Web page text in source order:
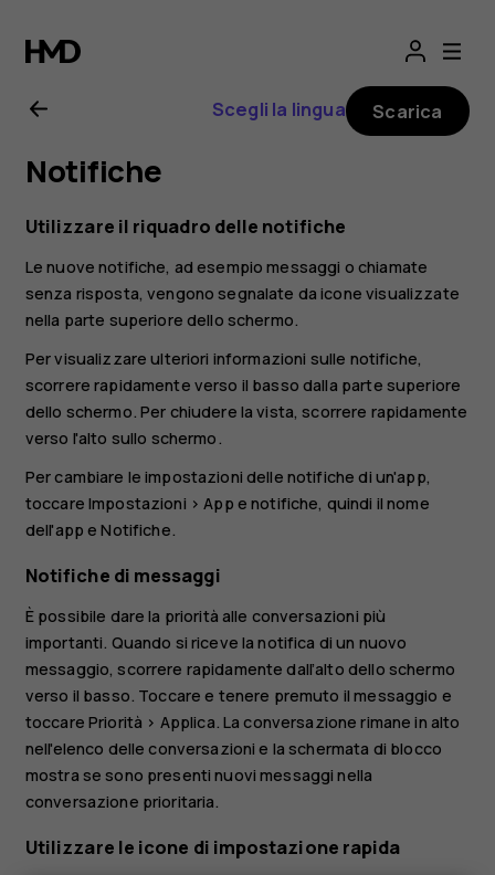
Manuale
d'uso
del
Nokia
X10
Scegli la lingua Scarica
Notifiche
Utilizzare il riquadro delle notifiche
Le nuove notifiche, ad esempio messaggi o chiamate
senza risposta, vengono segnalate da icone visualizzate
nella parte superiore dello schermo.
Per visualizzare ulteriori informazioni sulle notifiche,
scorrere rapidamente verso il basso dalla parte superiore
dello schermo. Per chiudere la vista, scorrere rapidamente
verso l'alto sullo schermo.
Per cambiare le impostazioni delle notifiche di un'app,
toccareImpostazioni > App e notifiche, quindi il nome
dell'app eNotifiche.
Notifiche di messaggi
È possibile dare la priorità alle conversazioni più
importanti. Quando si riceve la notifica di un nuovo
messaggio, scorrere rapidamente dall’alto dello schermo
verso il basso. Toccare e tenere premuto il messaggio e
toccarePriorità > Applica. La conversazione rimane in alto
nell'elenco delle conversazioni e la schermata di blocco
mostra se sono presenti nuovi messaggi nella
conversazione prioritaria.
Utilizzare le icone di impostazione rapida